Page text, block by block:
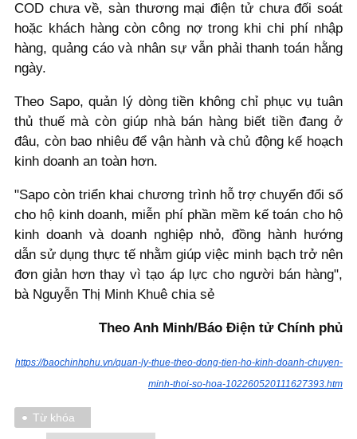
COD chưa về, sàn thương mại điện tử chưa đối soát
hoặc khách hàng còn công nợ trong khi chi phí nhập
hàng, quảng cáo và nhân sự vẫn phải thanh toán hằng
ngày.
Theo Sapo, quản lý dòng tiền không chỉ phục vụ tuân
thủ thuế mà còn giúp nhà bán hàng biết tiền đang ở
đâu, còn bao nhiêu để vận hành và chủ động kế hoạch
kinh doanh an toàn hơn.
"Sapo còn triển khai chương trình hỗ trợ chuyển đổi số
cho hộ kinh doanh, miễn phí phần mềm kế toán cho hộ
kinh doanh và doanh nghiệp nhỏ, đồng hành hướng
dẫn sử dụng thực tế nhằm giúp việc minh bạch trở nên
đơn giản hơn thay vì tạo áp lực cho người bán hàng",
bà Nguyễn Thị Minh Khuê chia sẻ
Theo Anh Minh/Báo Điện tử Chính phủ
https://baochinhphu.vn/quan-ly-thue-theo-dong-tien-ho-kinh-doanh-chuyen-
minh-thoi-so-hoa-102260520111627393.htm
Từ khóa